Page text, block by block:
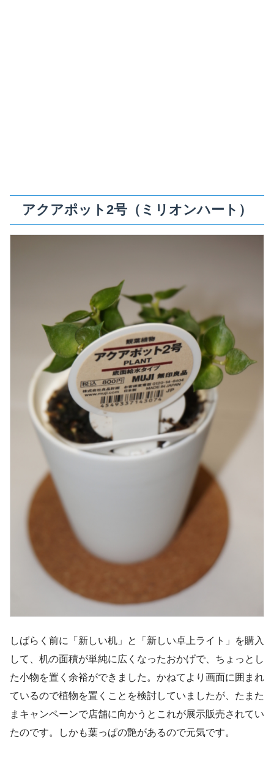
アクアポット2号（ミリオンハート）
しばらく前に「新しい机」と「新しい卓上ライト」を購入
して、机の面積が単純に広くなったおかげで、ちょっとし
た小物を置く余裕ができました。かねてより画面に囲まれ
ているので植物を置くことを検討していましたが、たまた
まキャンペーンで店舗に向かうとこれが展示販売されてい
たのです。しかも葉っぱの艶があるので元気です。